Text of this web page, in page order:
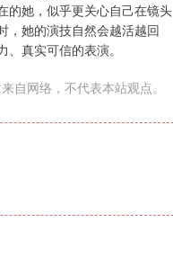
的她，似乎更关心自己在镜头
，她的演技自然会越活越回
真实可信的表演。
自网络，不代表本站观点。